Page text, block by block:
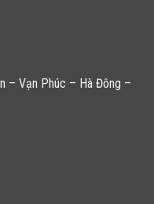
– Vạn Phúc – Hà Đông –